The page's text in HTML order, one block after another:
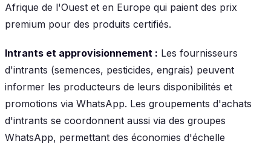
Afrique de l'Ouest et en Europe qui paient des prix
premium pour des produits certifiés.
Intrants et approvisionnement : Les fournisseurs
d'intrants (semences, pesticides, engrais) peuvent
informer les producteurs de leurs disponibilités et
promotions via WhatsApp. Les groupements d'achats
d'intrants se coordonnent aussi via des groupes
WhatsApp, permettant des économies d'échelle